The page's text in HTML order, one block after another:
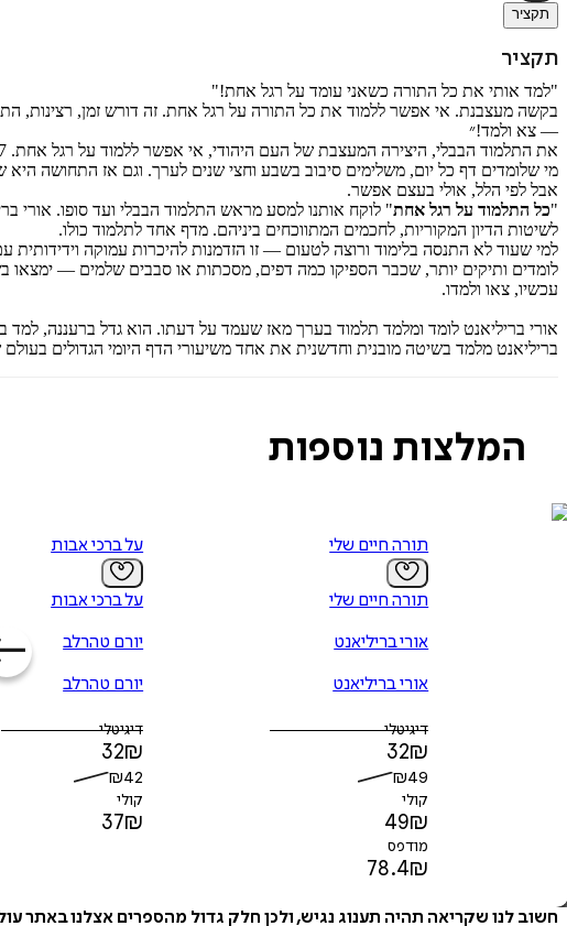
תקציר
תקציר
"למד אותי את כל התורה כשאני עומד על רגל אחת!"
בקשה מעצבנת. אי אפשר ללמוד את כל התורה על רגל אחת. זה דורש זמן, רצינות,
— צא ולמד!״
את התלמוד הבבלי, היצירה המעצבת של העם היהודי, אי אפשר ללמוד על רגל אחת. 37 מסכתות, 2,711 דפים, אינסוף מפרשים.
מי שלומדים דף כל יום, משלימים סיבוב בשבע וחצי שנים לערך. וגם אז התחושה
אבל לפי הלל, אולי בעצם אפשר.
"כל התלמוד על רגל אחת" לוקח אותנו למסע מראש התלמוד הבבלי ועד סופו. אורי
לשיטות הדיון המקוריות, לחכמים המתווכחים ביניהם. מדף אחד לתלמוד כולו.
למי שעוד לא התנסה בלימוד ורוצה לטעום — זו הזדמנות להיכרות עמוקה
לומדים ותיקים יותר, שכבר הספיקו כמה דפים, מסכתות או סבבים שלמים —
עכשיו, צאו ולמדו.
אורי בריליאנט לומד ומלמד תלמוד בערך מאז שעמד על דעתו. הוא גדל ברעננה, למד
בריליאנט מלמד בשיטה מובנית וחדשנית את אחד משיעורי הדף היומי הגדולים
המלצות נוספות
תורה חיים שלי
תורה חיים שלי
אורי בריליאנט
אורי בריליאנט
דיגיטלי
32₪
₪49
קולי
49₪
מודפס
78.4₪
על ברכי אבות
על ברכי אבות
יורם טהרלב
יורם טהרלב
דיגיטלי
32₪
₪42
קולי
37₪
חשוב לנו שקריאה תהיה תענוג נגיש, ולכן חלק גדול מהספרים אצלנו באתר